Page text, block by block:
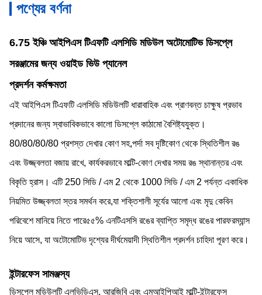
পণ্যের বর্ণনা
6.75 ইঞ্চি আইপিএস টিএফটি এলসিডি মডিউল অটোমোটিভ ডিসপ্লে
সরঞ্জামের জন্য ওয়াইড ভিউ প্যানেল
প্রদর্শন কর্মক্ষমতা
এই আইপিএস টিএফটি এলসিডি মডিউলটি ধারাবাহিক এবং প্রাণবন্ত চাক্ষুষ প্রভাব
প্রদানের জন্য স্বাভাবিকভাবে কালো ডিসপ্লে কাঠামো বৈশিষ্ট্যযুক্ত।
80/80/80/80 প্রশস্ত দেখার কোণ সহ,পর্দা সব দৃষ্টিকোণ থেকে স্থিতিশীল রঙ
এবং উজ্জ্বলতা বজায় রাখে, কার্যকরভাবে মাল্টি-কোণ দেখার সময় রঙ স্থানান্তর এবং
বিকৃতি হ্রাস। এটি 250 সিডি / এম 2 থেকে 1000 সিডি / এম 2 পর্যন্ত একাধিক
নিয়মিত উজ্জ্বলতা স্তর সমর্থন করে,যা শক্তিশালী সূর্যের আলো এবং মৃদু কেবিন
পরিবেশে মানিয়ে নিতে পারে৫৫% এনটিএসসি রঙের ব্যাপ্তি সমৃদ্ধ রঙের পারফরম্যান্স
নিয়ে আসে, যা অটোমোটিভ দৃশ্যের দীর্ঘমেয়াদী স্থিতিশীল প্রদর্শন চাহিদা পূরণ করে।
ইন্টারফেস সামঞ্জস্য
ডিসপ্লে মডিউলটি এলভিডিএস, আরজিবি এবং এমআইপিআই মাল্টি-ইন্টারফেস